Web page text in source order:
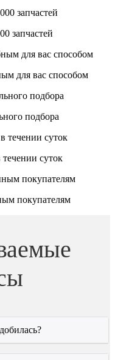
запчастей
для вас способом
подбора
течении суток
покупателям